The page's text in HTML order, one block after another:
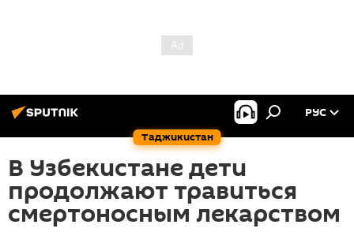
Таджикистан
РУС
В Узбекистане дети
продолжают травиться
смертоносным лекарством